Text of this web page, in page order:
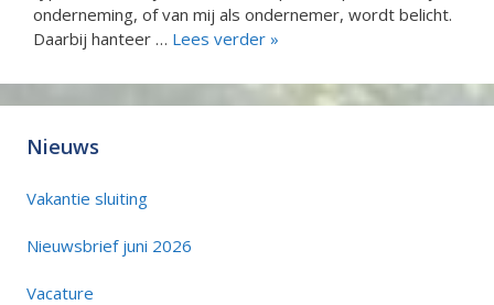
onderneming, of van mij als ondernemer, wordt belicht.
Daarbij hanteer … Lees verder »
Nieuws
Vakantie sluiting
Nieuwsbrief juni 2026
Vacature